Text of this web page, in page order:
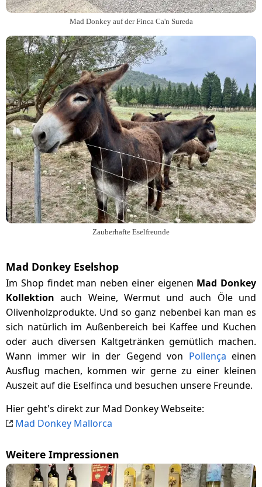
Mad Donkey auf der Finca Ca'n Sureda
Zauberhafte Eselfreunde
Mad Donkey Eselshop
Im Shop findet man neben einer eigenen Mad Donkey
Kollektion auch Weine, Wermut und auch Öle und
Olivenholzprodukte. Und so ganz nebenbei kan man es
sich natürlich im Außenbereich bei Kaffee und Kuchen
oder auch diversen Kaltgetränken gemütlich machen.
Wann immer wir in der Gegend von Pollença einen
Ausflug machen, kommen wir gerne zu einer kleinen
Auszeit auf die Eselfinca und besuchen unsere Freunde.
Hier geht's direkt zur Mad Donkey Webseite:
Mad Donkey Mallorca
Weitere Impressionen